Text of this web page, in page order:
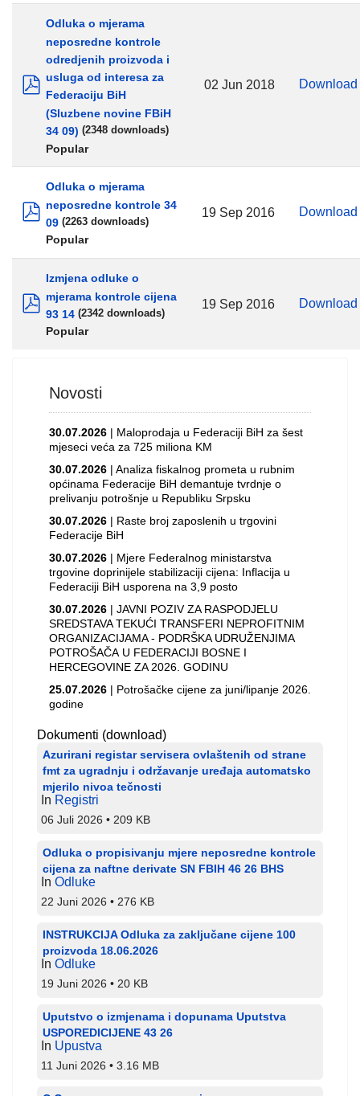
pdf
Odluka o mjerama
neposredne kontrole
odredjenih proizvoda i
usluga od interesa za
Federaciju BiH
(Sluzbene novine FBiH
34 09) (2348 downloads)
Popular
02 Jun 2018 Download
pdf
Odluka o mjerama
neposredne kontrole 34
09 (2263 downloads)
Popular
19 Sep 2016 Download
pdf
Izmjena odluke o
mjerama kontrole cijena
93 14 (2342 downloads)
Popular
19 Sep 2016 Download
Novosti
30.07.2026 | Maloprodaja u Federaciji BiH za šest
mjeseci veća za 725 miliona KM
30.07.2026 | Analiza fiskalnog prometa u rubnim
općinama Federacije BiH demantuje tvrdnje o
prelivanju potrošnje u Republiku Srpsku
30.07.2026 | Raste broj zaposlenih u trgovini
Federacije BiH
30.07.2026 | Mjere Federalnog ministarstva
trgovine doprinijele stabilizaciji cijena: Inflacija u
Federaciji BiH usporena na 3,9 posto
30.07.2026 | JAVNI POZIV ZA RASPODJELU
SREDSTAVA TEKUĆI TRANSFERI NEPROFITNIM
ORGANIZACIJAMA - PODRŠKA UDRUŽENJIMA
POTROŠAČA U FEDERACIJI BOSNE I
HERCEGOVINE ZA 2026. GODINU
25.07.2026 | Potrošačke cijene za juni/lipanje 2026.
godine
Dokumenti (download)
Azurirani registar servisera ovlaštenih od strane
fmt za ugradnju i održavanje uređaja automatsko
mjerilo nivoa tečnosti
In Registri
06 Juli 2026 209 KB
Odluka o propisivanju mjere neposredne kontrole
cijena za naftne derivate SN FBIH 46 26 BHS
In Odluke
22 Juni 2026 276 KB
INSTRUKCIJA Odluka za zaključane cijene 100
proizvoda 18.06.2026
In Odluke
19 Juni 2026 20 KB
Uputstvo o izmjenama i dopunama Uputstva
USPOREDICIJENE 43 26
In Upustva
11 Juni 2026 3.16 MB